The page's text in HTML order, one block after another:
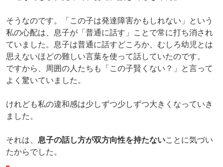
そうなのです。「この子は発達障害かもしれない」という
私の心配は、息子が「普通に話す」ことで常に打ち消され
ていました。息子は普通に話すどころか、むしろ幼児とは
思えないほどの難しい言葉を使って話していたのです。
ですから、周囲の人たちも「この子賢くない？」と言って
よく驚いていました。
けれども私の違和感は少しずつ少しずつ大きくなっていき
ました。
それは、 息子の話し方が双方向性を持たないことに気づい
たからでした。